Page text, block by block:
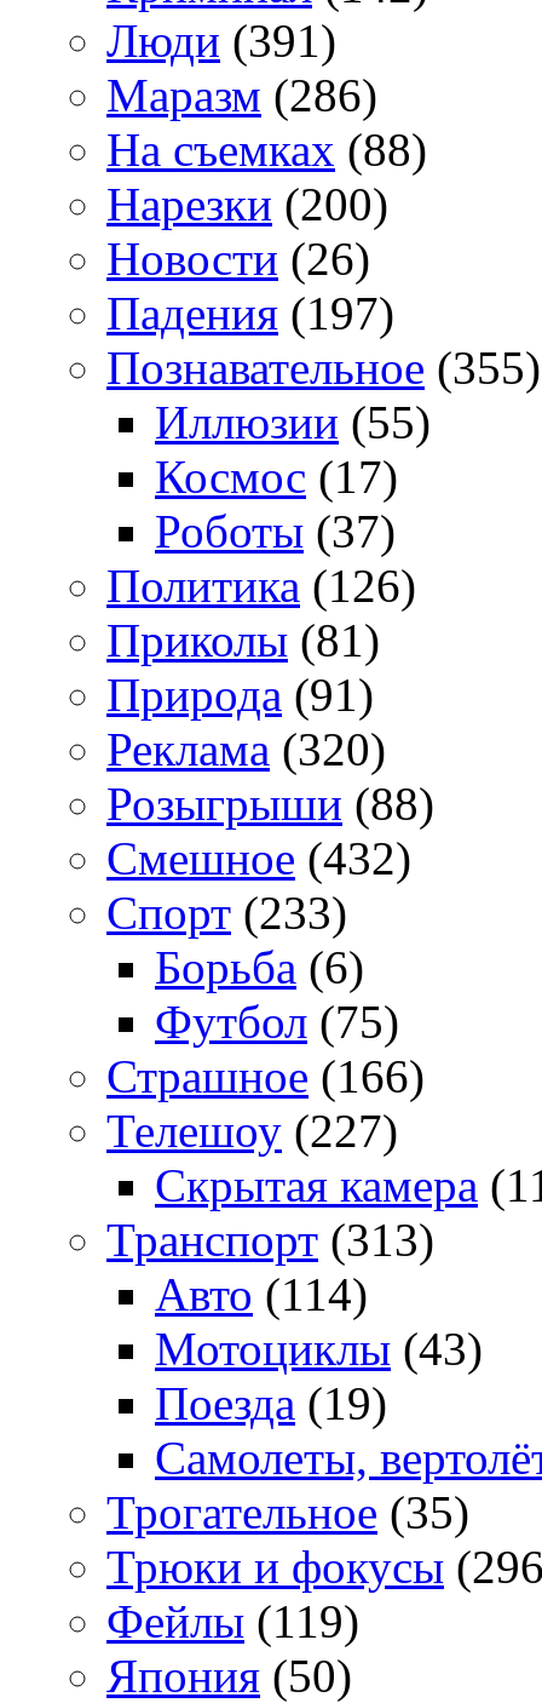
Люди (391)
Маразм (286)
На съемках (88)
Нарезки (200)
Новости (26)
Падения (197)
Познавательное (355)
Иллюзии (55)
Космос (17)
Роботы (37)
Политика (126)
Приколы (81)
Природа (91)
Реклама (320)
Розыгрыши (88)
Смешное (432)
Спорт (233)
Борьба (6)
Футбол (75)
Страшное (166)
Телешоу (227)
Скрытая камера
Транспорт (313)
Авто (114)
Мотоциклы (43)
Поезда (19)
Самолеты,
Трогательное (35)
Трюки и фокусы
Фейлы (119)
Япония (50)